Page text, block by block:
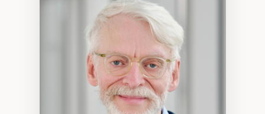
Neuropsychiatrie et neurosciences
Direction d'essais cliniques
Analyse des politiques et pratiques en santé
mentale
Développement de protocoles d'essais
cliniques
Collaboration interfonctionnelle
Leadership en recherche clinique
Développement de cadres politiques
Collaboration avec des entreprises
pharmaceutiques
Rédaction de publications et de rapports